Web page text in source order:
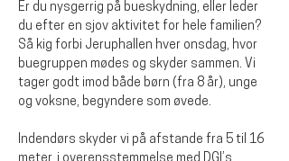
Er du nysgerrig på bueskydning, eller leder
du efter en sjov aktivitet for hele familien?
Så kig forbi Jeruphallen hver onsdag, hvor
buegruppen mødes og skyder sammen. Vi
tager godt imod både børn (fra 8 år), unge
og voksne, begyndere som øvede.
Indendørs skyder vi på afstande fra 5 til 16